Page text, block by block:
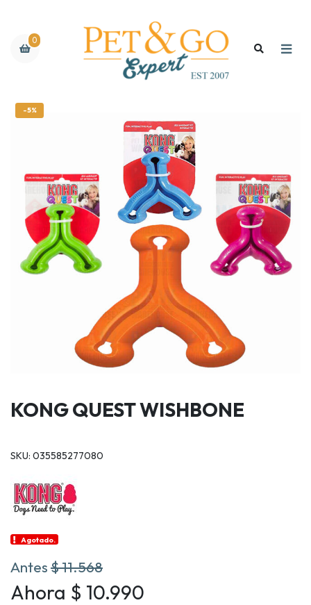
0
-5%
KONG QUEST WISHBONE
SKU: 035585277080
Agotado.
Antes$ 11.568
Ahora $ 10.990